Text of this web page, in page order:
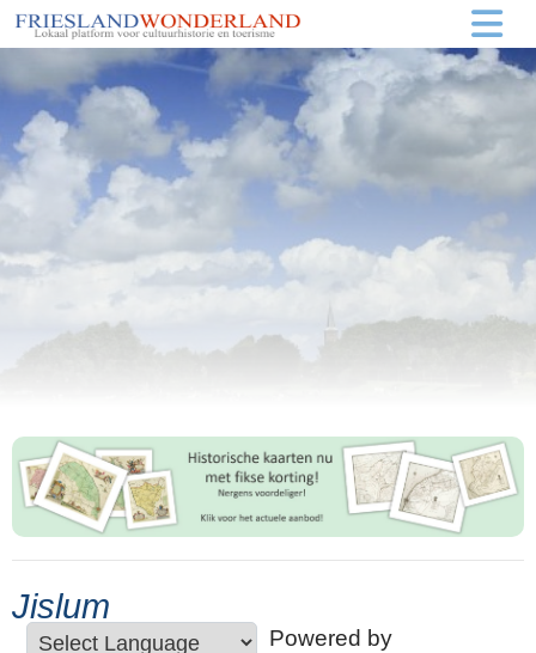
Jislum
Powered by